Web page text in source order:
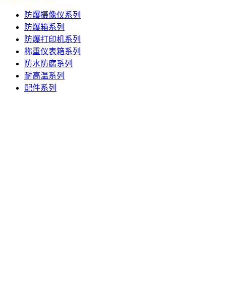
防爆摄像仪系列
防爆箱系列
防爆打印机系列
称重仪表箱系列
防水防腐系列
耐高温系列
配件系列